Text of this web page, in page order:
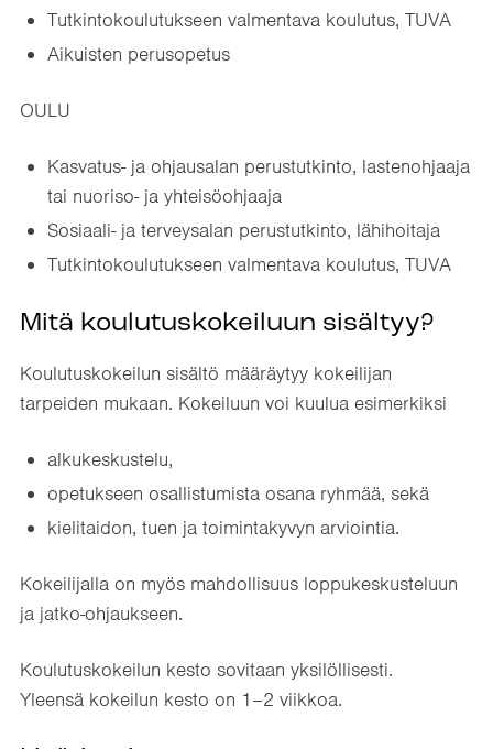
Tutkintokoulutukseen valmentava koulutus, TUVA
Aikuisten perusopetus
OULU
Kasvatus- ja ohjausalan perustutkinto, lastenohjaaja
tai nuoriso- ja yhteisöohjaaja
Sosiaali- ja terveysalan perustutkinto, lähihoitaja
Tutkintokoulutukseen valmentava koulutus, TUVA
Mitä koulutuskokeiluun sisältyy?
Koulutuskokeilun sisältö määräytyy kokeilijan
tarpeiden mukaan. Kokeiluun voi kuulua esimerkiksi
alkukeskustelu,
opetukseen osallistumista osana ryhmää, sekä
kielitaidon, tuen ja toimintakyvyn arviointia.
Kokeilijalla on myös mahdollisuus loppukeskusteluun
ja jatko-ohjaukseen.
Koulutuskokeilun kesto sovitaan yksilöllisesti.
Yleensä kokeilun kesto on 1–2 viikkoa.